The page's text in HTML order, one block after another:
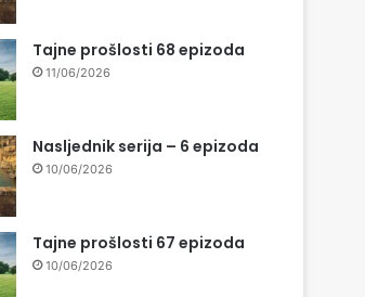
Tajne prošlosti 68 epizoda
11/06/2026
Nasljednik serija – 6 epizoda
10/06/2026
Tajne prošlosti 67 epizoda
10/06/2026